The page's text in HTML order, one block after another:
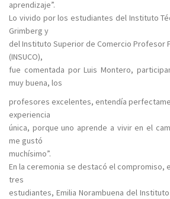
aprendizaje”.
Lo vivido por los estudiantes del Instituto
Grimberg y
del Instituto Superior de Comercio Profesor
(INSUCO),
fue comentada por Luis Montero,
muy buena, los
profesores excelentes, entendía
experiencia
única, porque uno aprende a vivir en el
me gustó
muchísimo”.
En la ceremonia se destacó el compromiso,
tres
estudiantes, Emilia Norambuena del